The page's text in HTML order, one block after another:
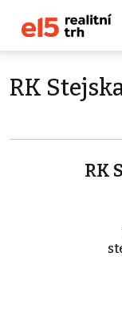
RK
RK